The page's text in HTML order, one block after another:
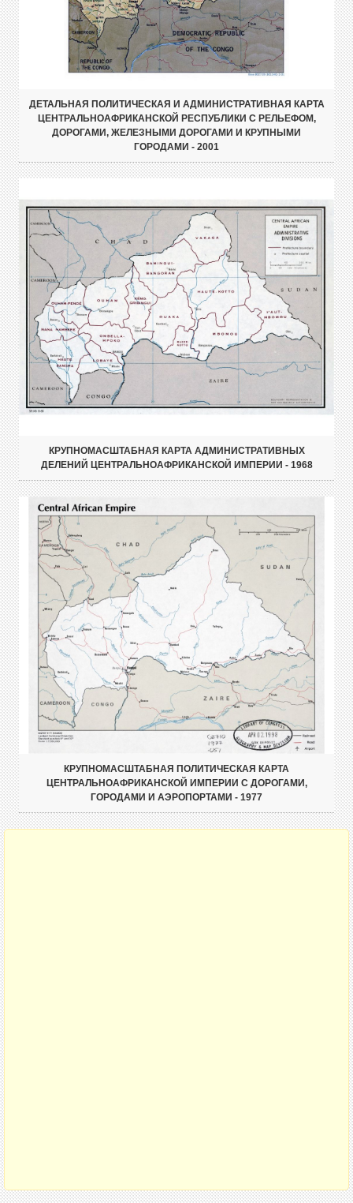
ДЕТАЛЬНАЯ ПОЛИТИЧЕСКАЯ И АДМИНИСТРАТИВНАЯ КАРТА
ЦЕНТРАЛЬНОАФРИКАНСКОЙ РЕСПУБЛИКИ С РЕЛЬЕФОМ,
ДОРОГАМИ, ЖЕЛЕЗНЫМИ ДОРОГАМИ И КРУПНЫМИ
ГОРОДАМИ - 2001
КРУПНОМАСШТАБНАЯ КАРТА АДМИНИСТРАТИВНЫХ
ДЕЛЕНИЙ ЦЕНТРАЛЬНОАФРИКАНСКОЙ ИМПЕРИИ - 1968
КРУПНОМАСШТАБНАЯ ПОЛИТИЧЕСКАЯ КАРТА
ЦЕНТРАЛЬНОАФРИКАНСКОЙ ИМПЕРИИ С ДОРОГАМИ,
ГОРОДАМИ И АЭРОПОРТАМИ - 1977